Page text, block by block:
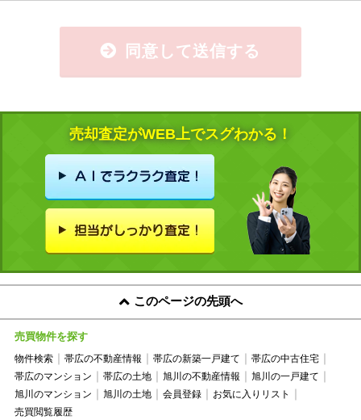
同意して送信する
売却査定がWEB上でスグわかる！
このページの先頭へ
売買物件を探す
物件検索 帯広の不動産情報 帯広の新築一戸建て
帯広の中古住宅
帯広のマンション
帯広の土地 旭川の不動産情報
旭川の一戸建て
旭川のマンション
旭川の土地 会員登録
お気に入りリスト
売買閲覧履歴